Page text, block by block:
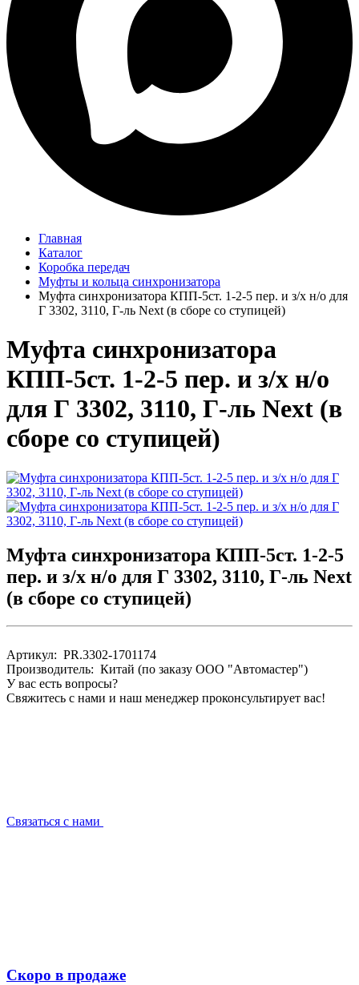
Главная
Каталог
Коробка передач
Муфты и кольца синхронизатора
Муфта синхронизатора КПП-5ст. 1-2-5 пер. и з/х н/о для
Г 3302, 3110, Г-ль Next (в сборе со ступицей)
Муфта синхронизатора
КПП-5ст. 1-2-5 пер. и з/х н/о
для Г 3302, 3110, Г-ль Next (в
сборе со ступицей)
Муфта синхронизатора КПП-5ст. 1-2-5
пер. и з/х н/о для Г 3302, 3110, Г-ль Next
(в сборе со ступицей)
Артикул: PR.3302-1701174
Производитель: Китай (по заказу ООО "Автомастер")
У вас есть вопросы?
Свяжитесь с нами и наш менеджер проконсультирует вас!
Связаться с нами
Скоро в продаже